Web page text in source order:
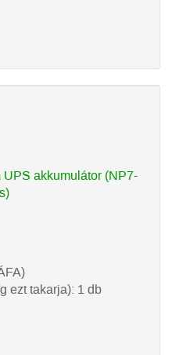
akkumulátor (NP7-
ezt takarja): 1 db